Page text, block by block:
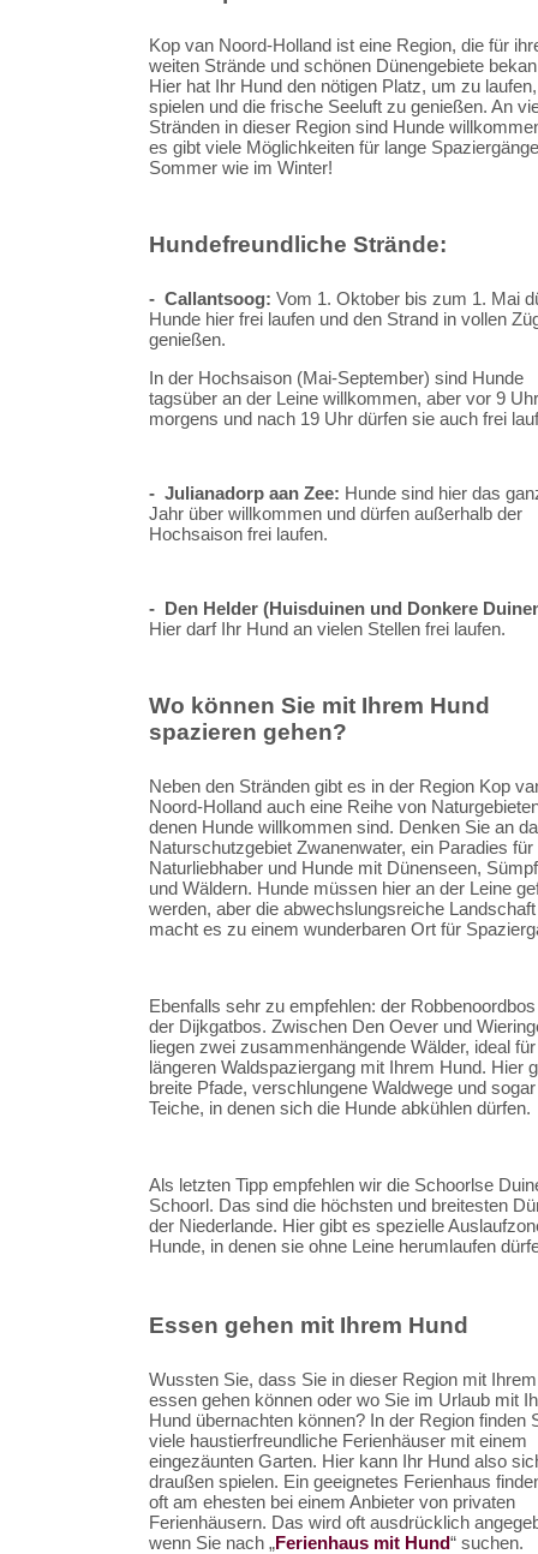
Kop van Noord-Holland ist eine Region, die für
weiten Strände und schönen Dünengebiete
Hier hat Ihr Hund den nötigen Platz, um zu
spielen und die frische Seeluft zu genießen. An
Stränden in dieser Region sind Hunde
es gibt viele Möglichkeiten für lange
Sommer wie im Winter!
Hundefreundliche Strände:
- Callantsoog: Vom 1. Oktober bis zum 1. Mai
Hunde hier frei laufen und den Strand in vollen
genießen.
In der Hochsaison (Mai-September) sind Hunde
tagsüber an der Leine willkommen, aber vor 9 Uhr
morgens und nach 19 Uhr dürfen sie auch frei
- Julianadorp aan Zee: Hunde sind hier das
Jahr über willkommen und dürfen außerhalb der
Hochsaison frei laufen.
- Den Helder (Huisduinen und Donkere
Hier darf Ihr Hund an vielen Stellen frei laufen.
Wo können Sie mit Ihrem Hund
spazieren gehen?
Neben den Stränden gibt es in der Region Kop
Noord-Holland auch eine Reihe von
denen Hunde willkommen sind. Denken Sie an
Naturschutzgebiet Zwanenwater, ein Paradies für
Naturliebhaber und Hunde mit Dünenseen,
und Wäldern. Hunde müssen hier an der Leine
werden, aber die abwechslungsreiche Landschaft
macht es zu einem wunderbaren Ort für
Ebenfalls sehr zu empfehlen: der
der Dijkgatbos. Zwischen Den Oever und
liegen zwei zusammenhängende Wälder, ideal
längeren Waldspaziergang mit Ihrem Hund. Hier
breite Pfade, verschlungene Waldwege und sogar
Teiche, in denen sich die Hunde abkühlen dürfen.
Als letzten Tipp empfehlen wir die Schoorlse
Schoorl. Das sind die höchsten und breitesten
der Niederlande. Hier gibt es spezielle
Hunde, in denen sie ohne Leine herumlaufen
Essen gehen mit Ihrem Hund
Wussten Sie, dass Sie in dieser Region mit
essen gehen können oder wo Sie im Urlaub mit
Hund übernachten können? In der Region finden
viele haustierfreundliche Ferienhäuser mit einem
eingezäunten Garten. Hier kann Ihr Hund also
draußen spielen. Ein geeignetes Ferienhaus
oft am ehesten bei einem Anbieter von privaten
Ferienhäusern. Das wird oft ausdrücklich
wenn Sie nach „Ferienhaus mit Hund“ suchen.